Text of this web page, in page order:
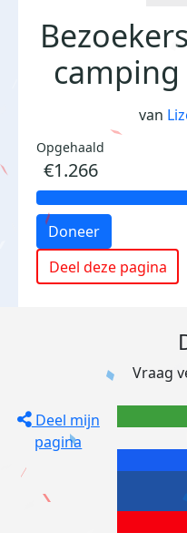
van
Opgehaald
€1.266
Doneer
Deel deze pagina
Deel mijn
pagina
Vraag